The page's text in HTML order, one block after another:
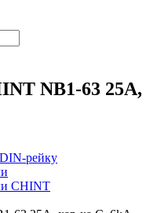
NB1-63 25А,
рейку
CHINT